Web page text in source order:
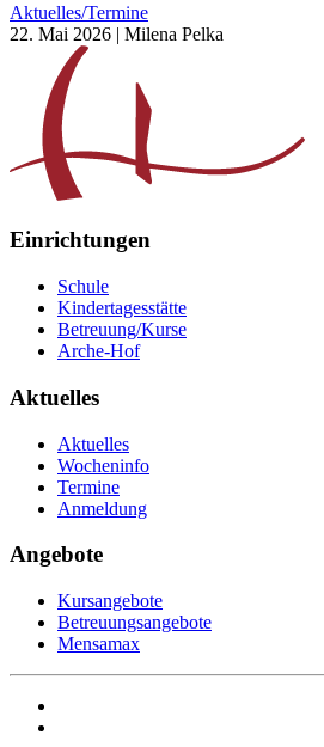
Aktuelles/Termine
22. Mai 2026 | Milena Pelka
Einrichtungen
Schule
Kindertagesstätte
Betreuung/Kurse
Arche-Hof
Aktuelles
Aktuelles
Wocheninfo
Termine
Anmeldung
Angebote
Kursangebote
Betreuungsangebote
Mensamax